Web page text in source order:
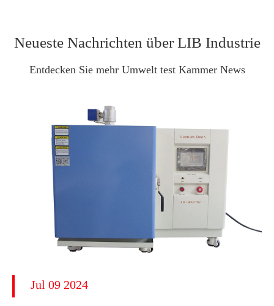
Neueste Nachrichten über LIB Industrie
Entdecken Sie mehr Umwelt test Kammer News
Jul 09 2024